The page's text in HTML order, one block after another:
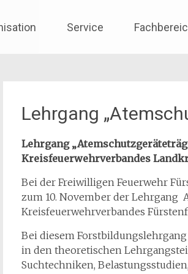
Service
Lehrgang
Lehrgang
Kreisfeuerwehrverbandes
Bei der Freiwilligen Feuerwehr
zum 10. November der Lehrgang
Kreisfeuerwehrverbandes
Bei diesem
in den theoretischen
Suchtechniken,